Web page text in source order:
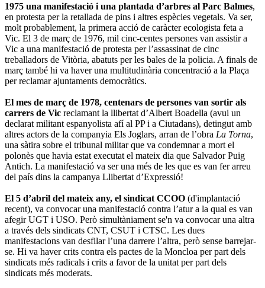
1975 una manifestació i una plantada d’arbres al Parc Balmes,
en protesta per la retallada de pins i altres espècies vegetals. Va ser,
molt probablement, la primera acció de caràcter ecologista feta a
Vic. El 3 de març de 1976, mil cinc-centes persones van assistir a
Vic a una manifestació de protesta per l’assassinat de cinc
treballadors de Vitòria, abatuts per les bales de la policia. A finals de
març també hi va haver una multitudinària concentració a la Plaça
per reclamar ajuntaments democràtics.
El mes de març de 1978, centenars de persones van sortir als
carrers de Vic reclamant la llibertat d’Albert Boadella (avui un
declarat militant espanyolista afí al PP i a Ciutadans), detingut amb
altres actors de la companyia Els Joglars, arran de l’obra La Torna,
una sàtira sobre el tribunal militar que va condemnar a mort el
polonès que havia estat executat el mateix dia que Salvador Puig
Antich. La manifestació va ser una més de les que es van fer arreu
del país dins la campanya Llibertat d’Expressió!
El 5 d’abril del mateix any, el sindicat CCOO (d'implantació
recent), va convocar una manifestació contra l’atur a la qual es van
afegir UGT i USO. Però simultàniament se'n va convocar una altra
a través dels sindicats CNT, CSUT i CTSC. Les dues
manifestacions van desfilar l’una darrere l’altra, però sense barrejar-
se. Hi va haver crits contra els pactes de la Moncloa per part dels
sindicats més radicals i crits a favor de la unitat per part dels
sindicats més moderats.